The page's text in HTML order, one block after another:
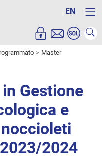
EN
Master
Gestione
e
2024